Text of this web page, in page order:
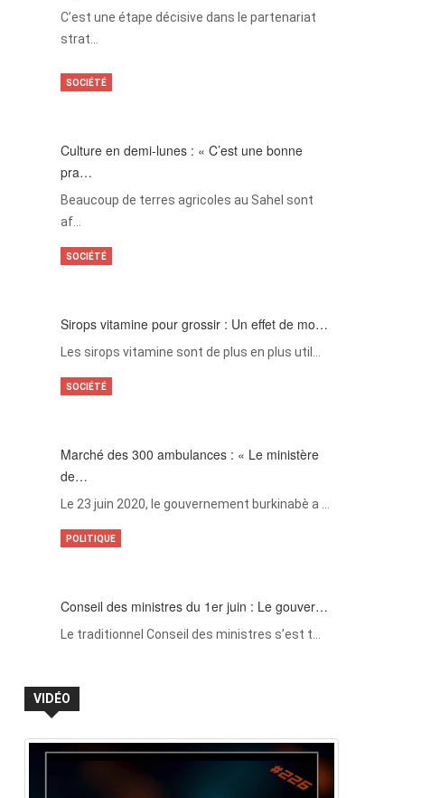
C’est une étape décisive dans le partenariat
strat…
Culture en demi-lunes : « C’est une bonne
pra…
Beaucoup de terres agricoles au Sahel sont
af…
SOCIÉTÉ
Sirops vitamine pour grossir : Un effet de mo…
Les sirops vitamine sont de plus en plus util…
SOCIÉTÉ
Marché des 300 ambulances : « Le ministère
de…
Le 23 juin 2020, le gouvernement burkinabè a …
SOCIÉTÉ
Conseil des ministres du 1er juin : Le gouver…
Le traditionnel Conseil des ministres s’est t…
POLITIQUE
VIDÉO